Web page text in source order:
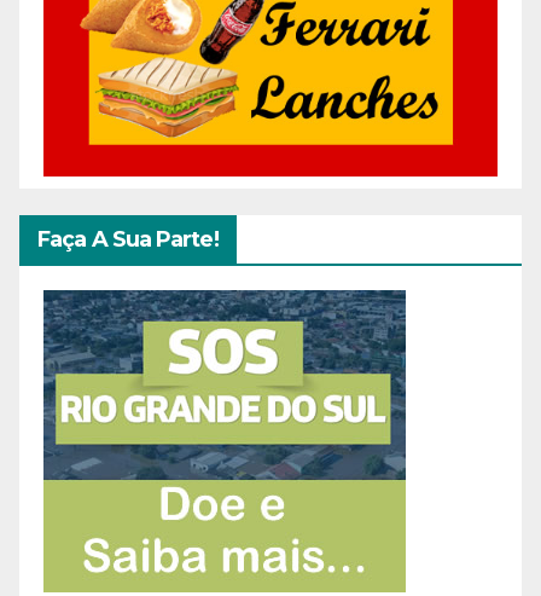
Faça A Sua Parte!